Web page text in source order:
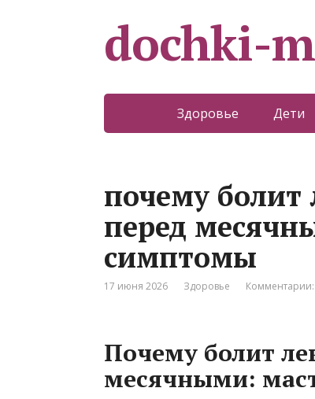
dochki-
Здоровье Дети
почему
перед
симптомы
17 июня 2026 Здоровье
Почему болит
месячными: